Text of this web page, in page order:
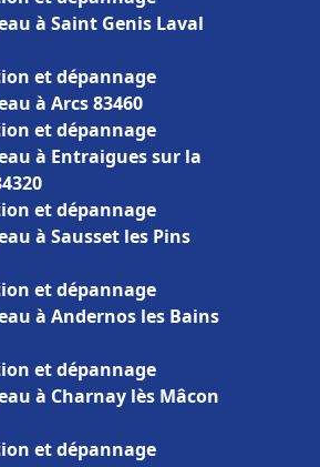
à Saint Genis Laval
et dépannage
à Arcs 83460
et dépannage
à Entraigues sur la
et dépannage
à Sausset les Pins
et dépannage
à Andernos les Bains
et dépannage
à Charnay lès Mâcon
et dépannage